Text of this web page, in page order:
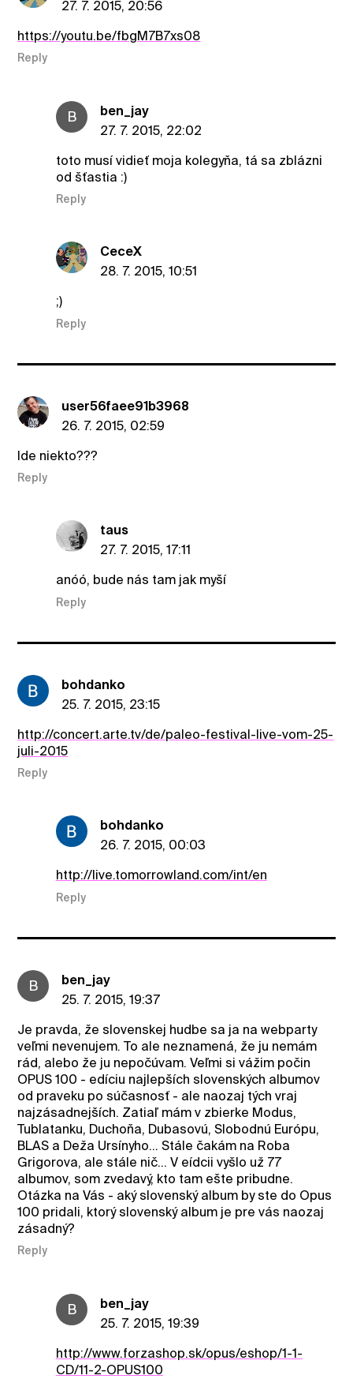
27. 7. 2015, 20:56
https://youtu.be/fbgM7B7xs08
Reply
B
ben_jay
27. 7. 2015, 22:02
toto musí vidieť moja kolegyňa, tá sa zblázni
od šťastia :)
Reply
CeceX
28. 7. 2015, 10:51
;)
Reply
user56faee91b3968
26. 7. 2015, 02:59
Ide niekto???
Reply
taus
27. 7. 2015, 17:11
anóó, bude nás tam jak myší
Reply
bohdanko
25. 7. 2015, 23:15
http://concert.arte.tv/de/paleo-festival-live-vom-25-
juli-2015
Reply
bohdanko
26. 7. 2015, 00:03
http://live.tomorrowland.com/int/en
Reply
B
ben_jay
25. 7. 2015, 19:37
Je pravda, že slovenskej hudbe sa ja na webparty
veľmi nevenujem. To ale neznamená, že ju nemám
rád, alebo že ju nepočúvam. Veľmi si vážim počin
OPUS 100 - edíciu najlepších slovenských albumov
od praveku po súčasnosť - ale naozaj tých vraj
najzásadnejších. Zatiaľ mám v zbierke Modus,
Tublatanku, Duchoňa, Dubasovú, Slobodnú Európu,
BLAS a Deža Ursínyho... Stále čakám na Roba
Grigorova, ale stále nič... V eídcii vyšlo už 77
albumov, som zvedavý, kto tam ešte pribudne.
Otázka na Vás - aký slovenský album by ste do Opus
100 pridali, ktorý slovenský album je pre vás naozaj
zásadný?
Reply
B
ben_jay
25. 7. 2015, 19:39
http://www.forzashop.sk/opus/eshop/1-1-
CD/11-2-OPUS100